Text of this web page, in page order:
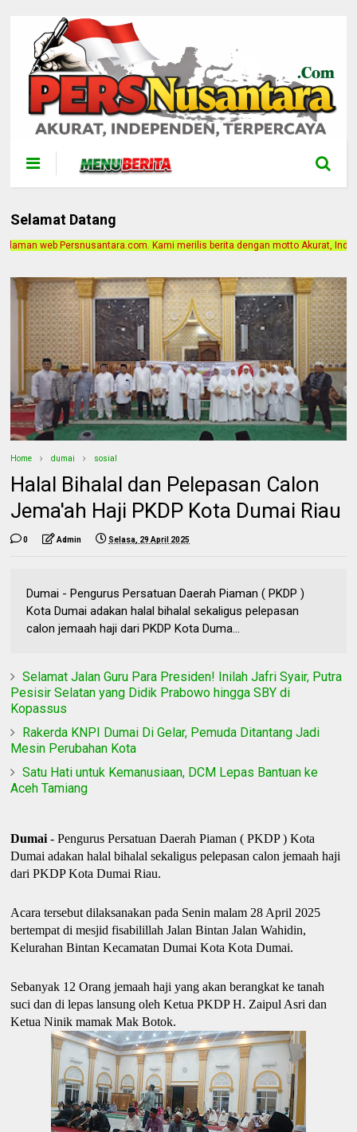
Selamat Datang
Kami merilis berita dengan motto Akurat, Independen, Terpercaya.
Home dumai sosial
Halal Bihalal dan Pelepasan Calon
Jema'ah Haji PKDP Kota Dumai Riau
0 Admin Selasa, 29 April 2025
Dumai - Pengurus Persatuan Daerah Piaman ( PKDP )
Kota Dumai adakan halal bihalal sekaligus pelepasan
calon jemaah haji dari PKDP Kota Duma...
Selamat Jalan Guru Para Presiden! Inilah Jafri Syair, Putra
Pesisir Selatan yang Didik Prabowo hingga SBY di
Kopassus
Rakerda KNPI Dumai Di Gelar, Pemuda Ditantang Jadi
Mesin Perubahan Kota
Satu Hati untuk Kemanusiaan, DCM Lepas Bantuan ke
Aceh Tamiang
Dumai - Pengurus Persatuan Daerah Piaman ( PKDP ) Kota
Dumai adakan halal bihalal sekaligus pelepasan calon jemaah haji
dari PKDP Kota Dumai Riau.
Acara tersebut dilaksanakan pada Senin malam 28 April 2025
bertempat di mesjid fisabilillah Jalan Bintan Jalan Wahidin,
Kelurahan Bintan Kecamatan Dumai Kota Kota Dumai.
Sebanyak 12 Orang jemaah haji yang akan berangkat ke tanah
suci dan di lepas lansung oleh Ketua PKDP H. Zaipul Asri dan
Ketua Ninik mamak Mak Botok.